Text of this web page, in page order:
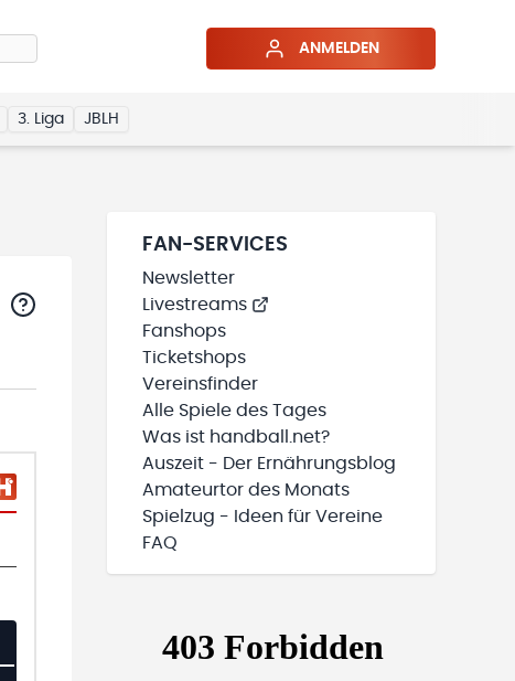
ANMELDEN
3. Liga JBLH
FAN-SERVICES
Newsletter
Livestreams
Fanshops
Ticketshops
Vereinsfinder
Alle Spiele des Tages
Was ist handball.net?
Auszeit - Der Ernährungsblog
Amateurtor des Monats
Spielzug - Ideen für Vereine
FAQ